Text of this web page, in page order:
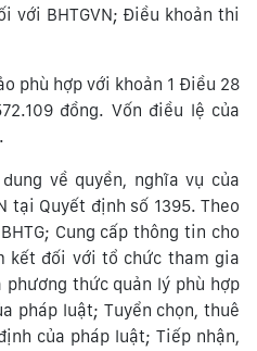
với BHTGVN; Điều khoản thi
phù hợp với khoản 1 Điều 28
đồng. Vốn điều lệ của
về quyền, nghĩa vụ của
tại Quyết định số 1395. Theo
Cung cấp thông tin cho
kết đối với tổ chức tham gia
phương thức quản lý phù hợp
pháp luật; Tuyển chọn, thuê
của pháp luật; Tiếp nhận,